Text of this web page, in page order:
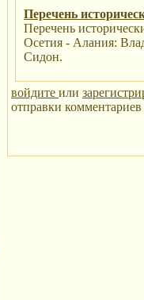
Перечень
Перечень
Осетия - Алания:
Сидон.
войдите или
отправки